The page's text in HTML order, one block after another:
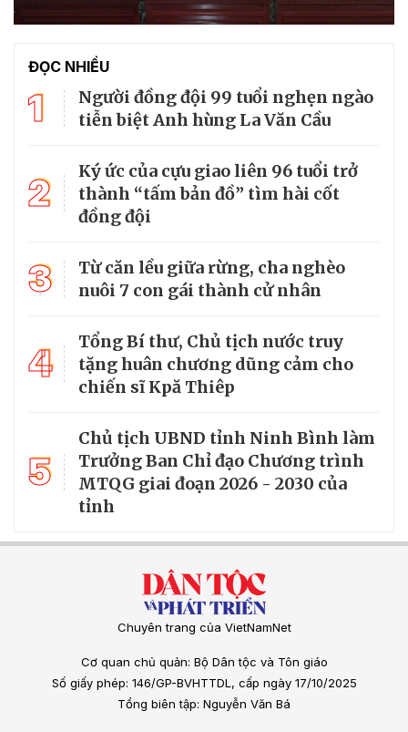
ĐỌC NHIỀU
1
Người đồng đội 99 tuổi nghẹn ngào
tiễn biệt Anh hùng La Văn Cầu
2
Ký ức của cựu giao liên 96 tuổi trở
thành “tấm bản đồ” tìm hài cốt
đồng đội
3
Từ căn lều giữa rừng, cha nghèo
nuôi 7 con gái thành cử nhân
4
Tổng Bí thư, Chủ tịch nước truy
tặng huân chương dũng cảm cho
chiến sĩ Kpă Thiêp
5
Chủ tịch UBND tỉnh Ninh Bình làm
Trưởng Ban Chỉ đạo Chương trình
MTQG giai đoạn 2026 - 2030 của
tỉnh
Chuyên trang của VietNamNet
Cơ quan chủ quản: Bộ Dân tộc và Tôn giáo
Số giấy phép: 146/GP-BVHTTDL, cấp ngày 17/10/2025
Tổng biên tập: Nguyễn Văn Bá